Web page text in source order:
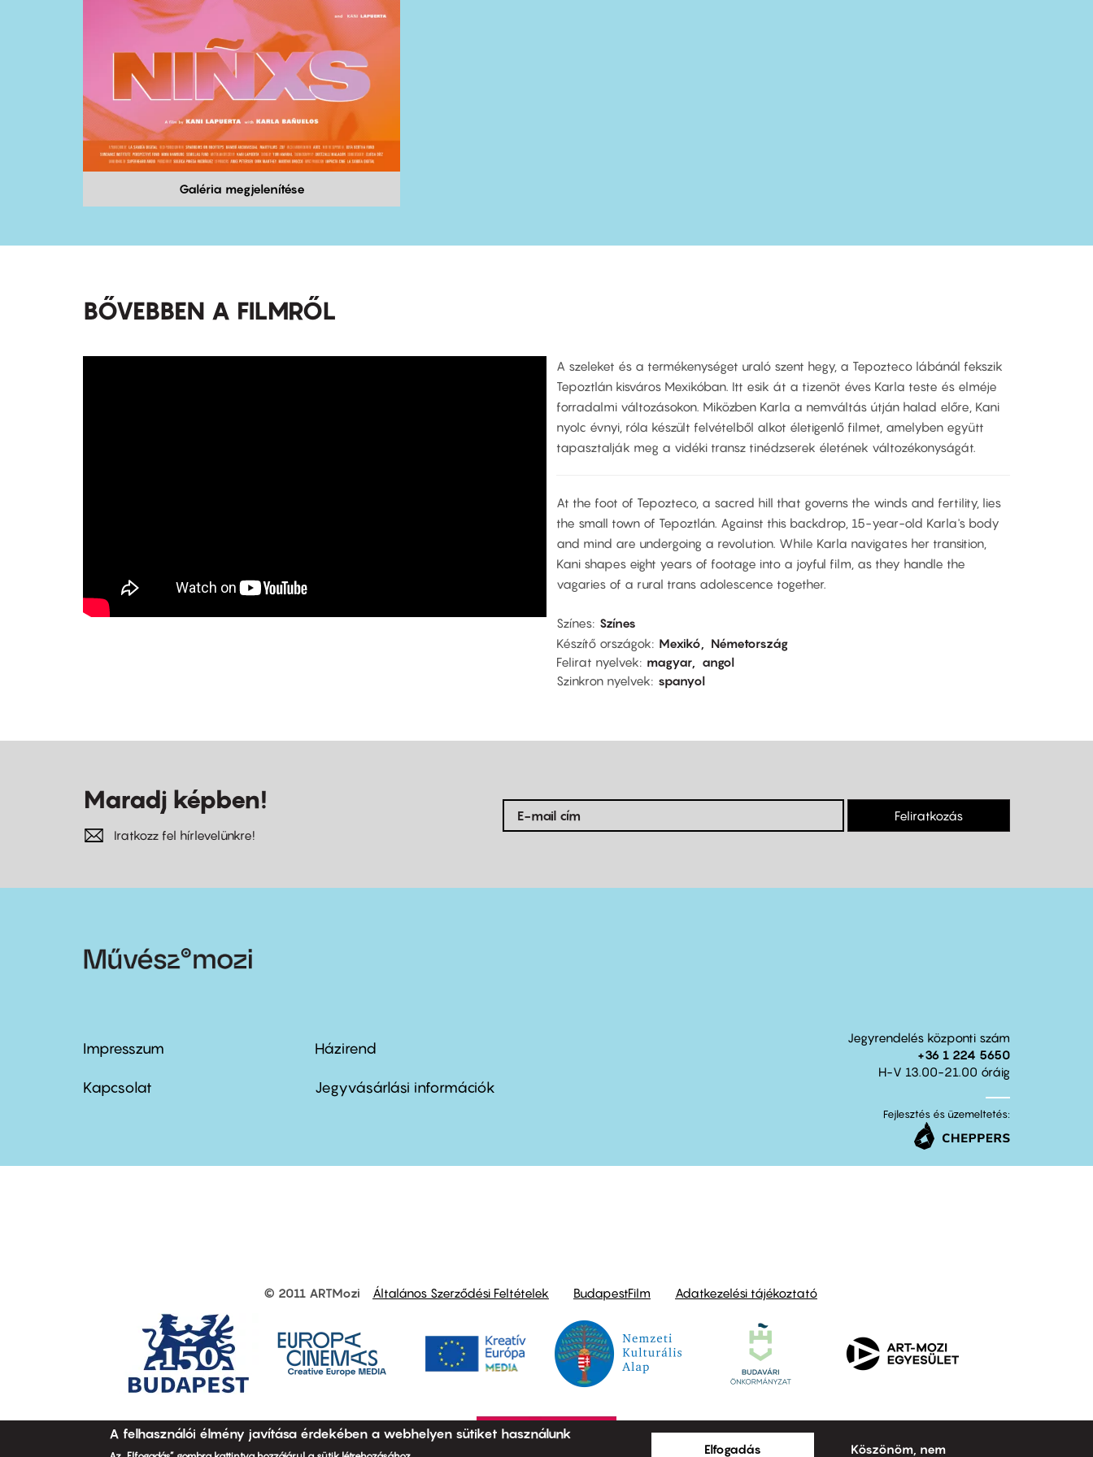
Galéria megjelenítése
BŐVEBBEN A FILMRŐL
A szeleket és a termékenységet uraló szent hegy, a Tepozteco lábánál fekszik
Tepoztlán kisváros Mexikóban. Itt esik át a tizenöt éves Karla teste és elméje
forradalmi változásokon. Miközben Karla a nemváltás útján halad előre, Kani
nyolc évnyi, róla készült felvételből alkot életigenlő filmet, amelyben együtt
tapasztalják meg a vidéki transz tinédzserek életének változékonyságát.
At the foot of Tepozteco, a sacred hill that governs the winds and fertility, lies
the small town of Tepoztlán. Against this backdrop, 15-year-old Karla's body
and mind are undergoing a revolution. While Karla navigates her transition,
Kani shapes eight years of footage into a joyful film, as they handle the
vagaries of a rural trans adolescence together.
Színes Színes
Készítő országok
Mexikó
Németország
Felirat nyelvek
magyar
angol
Szinkron nyelvek
spanyol
Maradj képben!
Iratkozz fel hírlevelünkre!
Feliratkozás
Footer
menu
Impresszum
Kapcsolat
Footer
menu
Házirend
Jegyvásárlási információk
Jegyrendelés központi szám
+36 1 224 5650
H-V 13.00-21.00 óráig
Fejlesztés és üzemeltetés:
other
© 2011 ARTMozi Általános Szerződési Feltételek BudapestFilm Adatkezelési tájékoztató
A felhasználói élmény javítása érdekében a webhelyen sütiket használunk
Elfogadás Köszönöm, nem